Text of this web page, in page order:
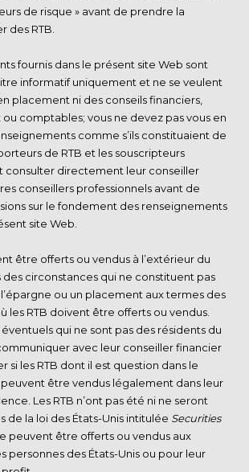
de risque » avant de prendre la
des RTB.
fournis dans le présent site Web sont
informatif uniquement et ne se veulent
placement ni des conseils financiers,
ou comptables; vous ne devez pas vous en
comme s’ils constituaient de
de RTB et les souscripteurs
consulter directement leur conseiller
conseillers professionnels avant de
sur le fondement des renseignements
site Web.
être offerts ou vendus à l’extérieur du
des circonstances qui ne constituent pas
ou un placement aux termes des
les RTB doivent être offerts ou vendus.
qui ne sont pas des résidents du
avec leur conseiller financier
si les RTB dont il est question dans le
être vendus légalement dans leur
Les RTB n’ont pas été ni ne seront
de la loi des États-Unis intitulée Securities
peuvent être offerts ou vendus aux
personnes des États-Unis ou pour leur